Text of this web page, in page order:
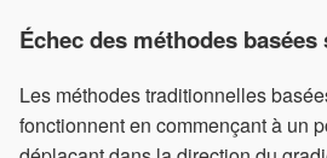
Échec des méthodes
Les méthodes traditionnelles
fonctionnent en commençant à un